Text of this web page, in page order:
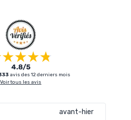
4.8/5
avis des 12 derniers mois
Voir tous les avis
avant-hier